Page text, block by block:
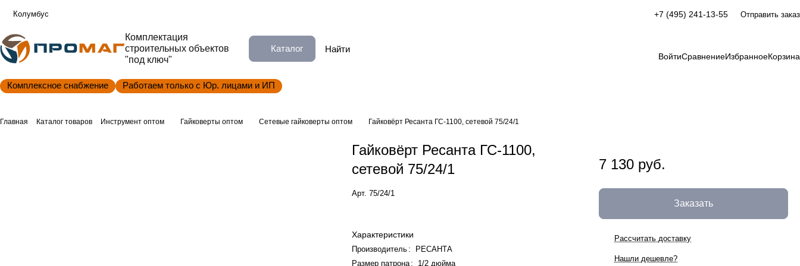
Колумбус +7 (495) 241-13-55 Отправить заказ
Комплектация
строительных объектов
"под ключ"
Каталог
ВойтиСравнениеИзбранноеКорзина
Комплексное снабжение Работаем только с Юр. лицами и ИП
Главная Каталог товаров Инструмент оптом Гайковерты оптом Сетевые гайковерты оптом Гайковёрт Ресанта ГС-1100, сетевой 75/24/1
Гайковёрт Ресанта ГС-1100,
сетевой 75/24/1
Арт.75/24/1
Характеристики
Производитель :
РЕСАНТА
Размер патрона: 1/2 дюйма
7 130 руб.
Заказать
Рассчитать доставку
Нашли дешевле?